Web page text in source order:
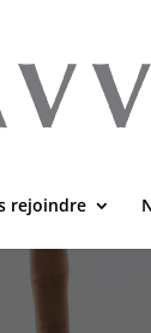
rejoindre